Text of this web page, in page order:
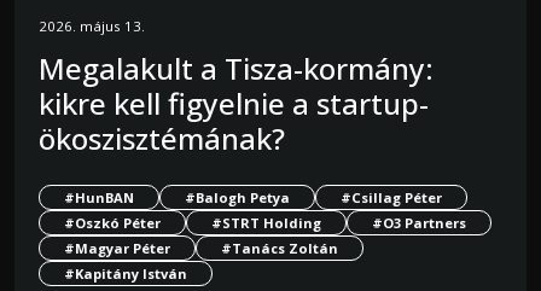
2026. május 13.
Megalakult a Tisza-kormány:
kikre kell figyelnie a startup-
ökoszisztémának?
#HunBAN #Balogh Petya
#Csillag Péter
#Oszkó Péter
#STRT Holding
#O3 Partners
#Magyar Péter
#Tanács Zoltán
#Kapitány István